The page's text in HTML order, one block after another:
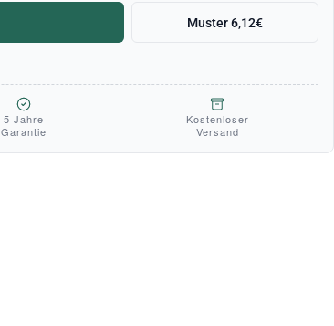
Muster 6,12€
5 Jahre
Garantie
Kostenloser
Versand